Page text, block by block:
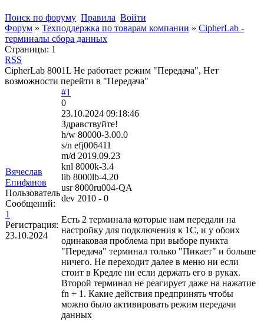
Поиск по форуму Правила Войти
Форум » Техподдержка по товарам компании » CipherLab -
терминалы сбора данных
Страницы: 1
RSS
CipherLab 8001L Не работает режим "Передача", Нет
возможности перейти в "Передача"
Вячеслав
Епифанов
Пользователь
Сообщений:
1
Регистрация:
23.10.2024
#1
0
23.10.2024 09:18:46
Здравствуйте!
h/w 80000-3.00.0
s/n efj006411
m/d 2019.09.23
knl 8000k-3.4
lib 8000lb-4.20
usr 8000ru004-QA
dev 2010 - 0
Есть 2 терминала которые нам передали на
настройку для подключения к 1С, и у обоих
одинаковая проблема при выборе пункта
"Передача" терминал только "Пикает" и больше
ничего. Не переходит далее в меню ни если
стоит в Кредле ни если держать его в руках.
Второй терминал не реагирует даже на нажатие
fn + 1. Какие действия предпринять чтобы
можно было активировать режим передачи
данных